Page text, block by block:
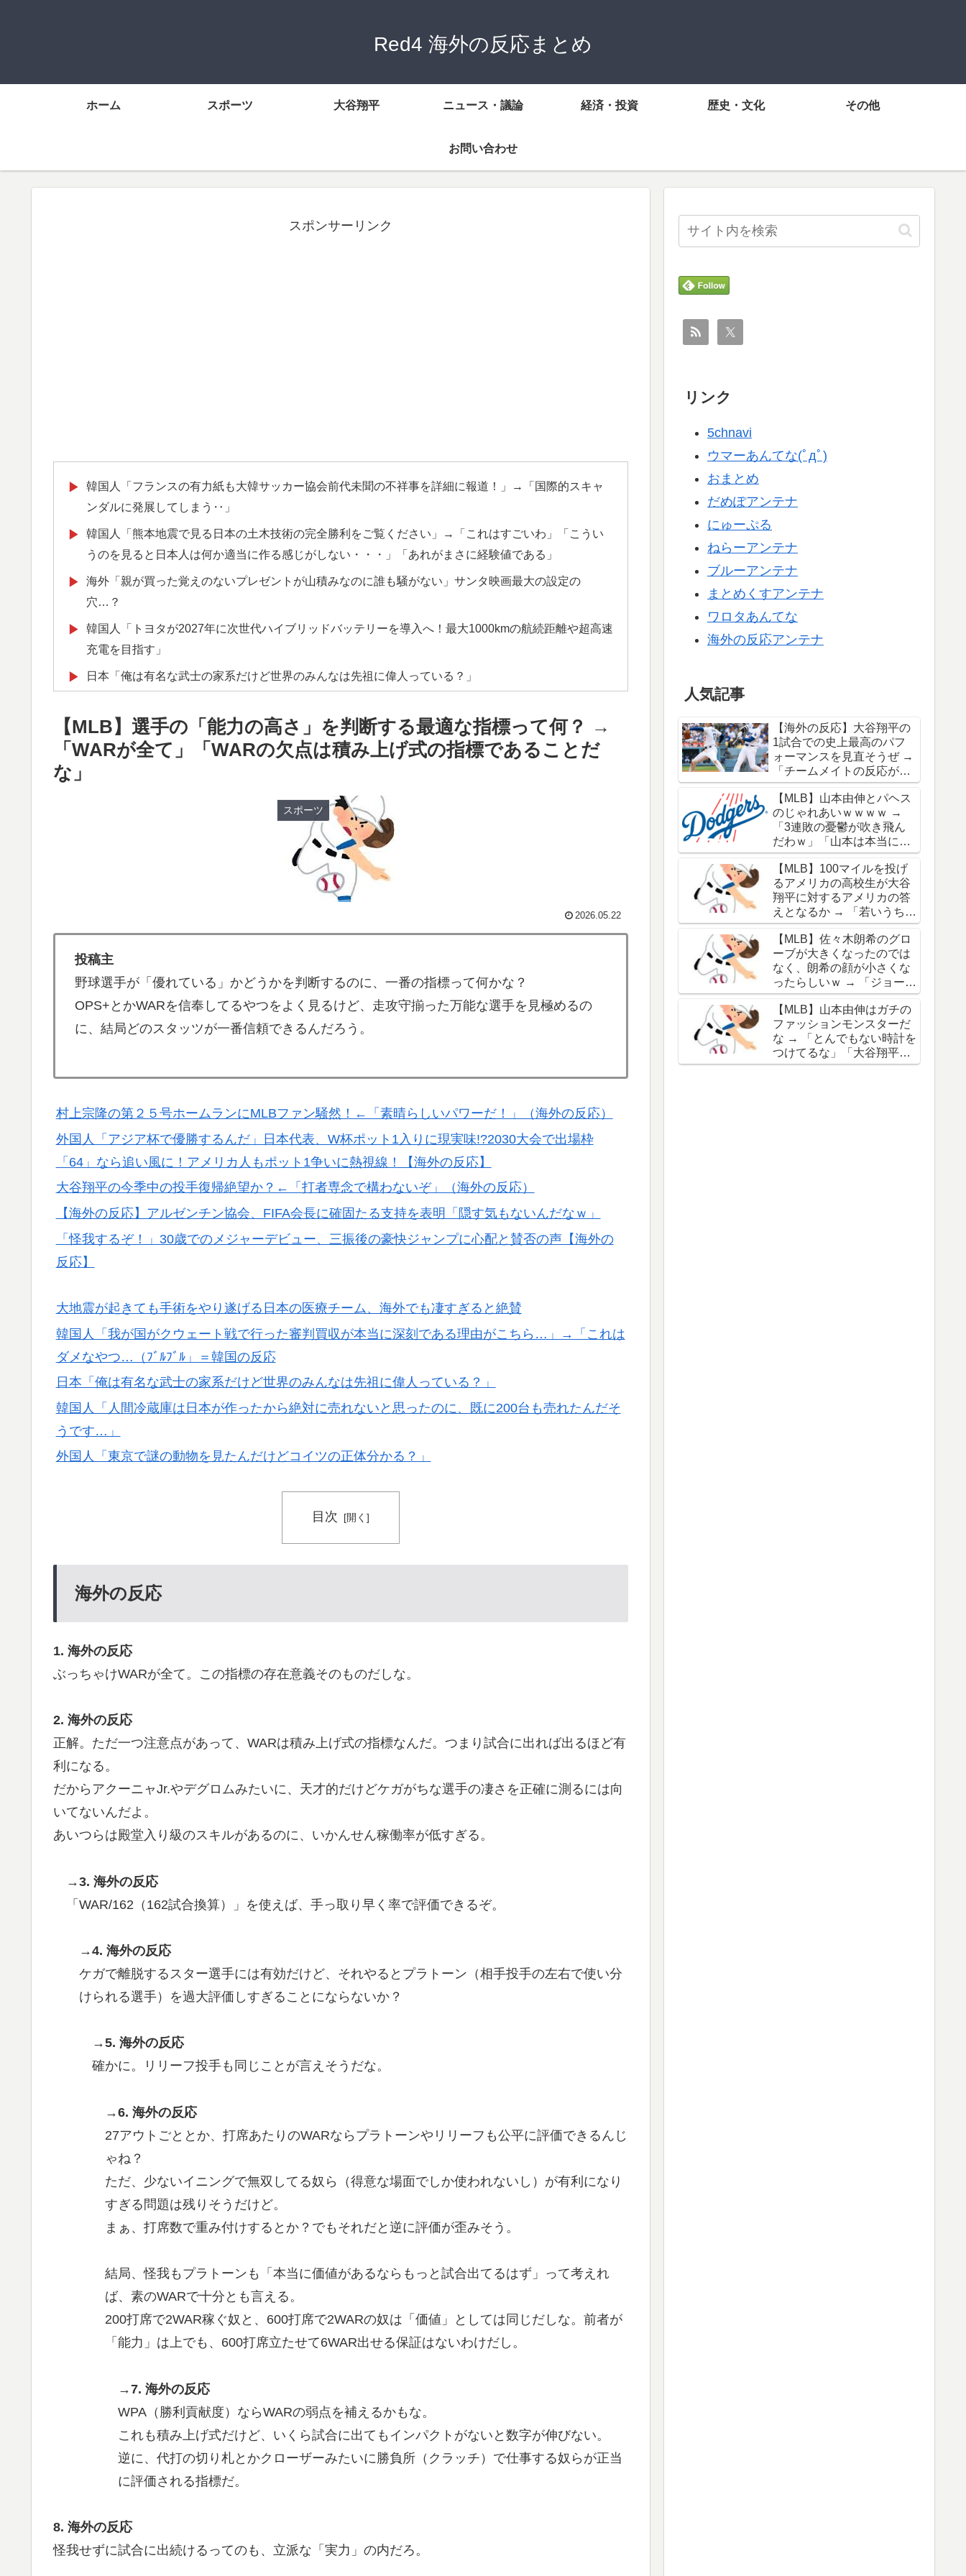
Red4 海外の反応まとめ
ホーム スポーツ 大谷翔平 ニュース・議論 経済・投資 歴史・文化 その他
お問い合わせ
スポンサーリンク
▶
韓国人「フランスの有力紙も大韓サッカー協会前代未聞の不祥事を詳細に報道！」→「国際的スキャ
ンダルに発展してしまう‥」
▶
韓国人「熊本地震で見る日本の土木技術の完全勝利をご覧ください」→「これはすごいわ」「こうい
うのを見ると日本人は何か適当に作る感じがしない・・・」「あれがまさに経験値である」
▶
海外「親が買った覚えのないプレゼントが山積みなのに誰も騒がない」サンタ映画最大の設定の
穴…？
▶
韓国人「トヨタが2027年に次世代ハイブリッドバッテリーを導入へ！最大1000kmの航続距離や超高速
充電を目指す」
▶ 日本「俺は有名な武士の家系だけど世界のみんなは先祖に偉人っている？」
▶ 韓国人「我が国がクウェート戦で行った審判買収が本当に深刻である理由がこちら…」→「これはダ
メなやつ…（ﾌﾞﾙﾌﾞﾙ」＝韓国の反応
▶
大地震が起きても手術をやり遂げる日本の医療チーム、海外でも凄すぎると絶賛
海外「さすが日本！」日本とドイツの仕事効率の差が分かる数字に海外が大騒ぎ
【MLB】化け物みたいな球を投げるクローザーを先発に転向させないのはなんで？ → 「100mとマラ
ソンの違い」「先発は2－3種類の一級品の変化球が必要だからな」
韓国人「日本メディアが大型台風13号が急カーブで韓国方面に向かって来ると予報！」→「予想外の
進路‥」
▶ 【海外の反応】アルゼンチン協会、FIFA会長に確固たる支持を表明「隠す気もないんだなｗ」
▶ 海外「海外発祥なのに、今では日本で定着してるものって何？その逆も教えて！」（海外の反応）
韓国が独自開発したと自慢する甘いトマト、実はそこら辺のトマトに砂糖水を注入していただけなの
絡む活躍で海外絶賛！【海外の反応】
▶ 軽飛行機が屋根すれすれを抜けて飛行場へ、車輪を出さないまま胴体着陸「これよりひどい着陸なら
山ほど見てきた」【海外の反応】
▶ 「1個9,983キロカロリー、成人が4〜5日かけて食べる量」店名は『心臓発作グリル』、そこで本当に
心臓発作が起きた日
▶ 海外「素晴らしい！」日本が買収したUSスチール驚異の大復活に米国人が大喜び
▶ 日本旅行キャンセルすべきか…1万年ぶり史上最大級の火山の兆し＝韓国の反応
ら追い風に！アメリカ人もポット1争いに熱視線！【海外の反応】
▶ スカトロ野郎「今日仕事が終わったらやっとうんこが食べられるぞ」←こんなやつが実在する事実
▶
も一斉に指摘‥」
【衝撃】韓国人「エボシ御前の声の人、若い頃がこれかよ」
▶ 大地震が起きても手術をやり遂げる日本の医療チーム、海外でも凄すぎると絶賛
▶ 大地震が起きても手術をやり遂げる日本の医療チーム、海外でも凄すぎると絶賛
サポの本音がこれ！【海外の反応】
▶ ぺこぱ松蔭寺「みんな右とか左とか拘りすぎ。思想関係なく応援しようよ」
▶ 海外「日本人はなんて気高いんだ！」 英高級紙も驚愕した極限の中の日本人の姿に世界が衝撃
▶ 海外「全部日本の真似だったのか…」 日本の普通のテレビ番組が最新SNSの数十年先を行っていたと
話題に
【MLB】選手の「能力の高さ」を判断する最適な指標って何？ →
「WARが全て」「WARの欠点は積み上げ式の指標であることだ
な」
スポーツ
2026.05.22
投稿主
野球選手が「優れている」かどうかを判断するのに、一番の指標って何かな？
OPS+とかWARを信奉してるやつをよく見るけど、走攻守揃った万能な選手を見極めるの
に、結局どのスタッツが一番信頼できるんだろう。
村上宗隆の第２５号ホームランにMLBファン騒然！←「素晴らしいパワーだ！」（海外の反応）
外国人「アジア杯で優勝するんだ」日本代表、W杯ポット1入りに現実味!?2030大会で出場枠
「64」なら追い風に！アメリカ人もポット1争いに熱視線！【海外の反応】
大谷翔平の今季中の投手復帰絶望か？←「打者専念で構わないぞ」（海外の反応）
【海外の反応】アルゼンチン協会、FIFA会長に確固たる支持を表明「隠す気もないんだなｗ」
「怪我するぞ！」30歳でのメジャーデビュー、三振後の豪快ジャンプに心配と賛否の声【海外の
反応】
大地震が起きても手術をやり遂げる日本の医療チーム、海外でも凄すぎると絶賛
韓国人「我が国がクウェート戦で行った審判買収が本当に深刻である理由がこちら…」→「これは
ダメなやつ…（ﾌﾞﾙﾌﾞﾙ」＝韓国の反応
日本「俺は有名な武士の家系だけど世界のみんなは先祖に偉人っている？」
韓国人「人間冷蔵庫は日本が作ったから絶対に売れないと思ったのに、既に200台も売れたんだそ
うです…」
外国人「東京で謎の動物を見たんだけどコイツの正体分かる？」
目次
海外の反応
1. 海外の反応
ぶっちゃけWARが全て。この指標の存在意義そのものだしな。
2. 海外の反応
正解。ただ一つ注意点があって、WARは積み上げ式の指標なんだ。つまり試合に出れば出るほど有
利になる。
だからアクーニャJr.やデグロムみたいに、天才的だけどケガがちな選手の凄さを正確に測るには向
いてないんだよ。
あいつらは殿堂入り級のスキルがあるのに、いかんせん稼働率が低すぎる。
→3. 海外の反応
「WAR/162（162試合換算）」を使えば、手っ取り早く率で評価できるぞ。
→4. 海外の反応
ケガで離脱するスター選手には有効だけど、それやるとプラトーン（相手投手の左右で使い分
けられる選手）を過大評価しすぎることにならないか？
→5. 海外の反応
確かに。リリーフ投手も同じことが言えそうだな。
→6. 海外の反応
27アウトごととか、打席あたりのWARならプラトーンやリリーフも公平に評価できるんじ
ゃね？
ただ、少ないイニングで無双してる奴ら（得意な場面でしか使われないし）が有利になり
すぎる問題は残りそうだけど。
まぁ、打席数で重み付けするとか？でもそれだと逆に評価が歪みそう。
結局、怪我もプラトーンも「本当に価値があるならもっと試合出てるはず」って考えれ
ば、素のWARで十分とも言える。
200打席で2WAR稼ぐ奴と、600打席で2WARの奴は「価値」としては同じだしな。前者が
「能力」は上でも、600打席立たせて6WAR出せる保証はないわけだし。
→7. 海外の反応
WPA（勝利貢献度）ならWARの弱点を補えるかもな。
これも積み上げ式だけど、いくら試合に出てもインパクトがないと数字が伸びない。
逆に、代打の切り札とかクローザーみたいに勝負所（クラッチ）で仕事する奴らが正当
に評価される指標だ。
8. 海外の反応
怪我せずに試合に出続けるってのも、立派な「実力」の内だろ。
リンク
5chnavi
ウマーあんてな(ﾟдﾟ)
おまとめ
だめぽアンテナ
にゅーぷる
ねらーアンテナ
ブルーアンテナ
まとめくすアンテナ
ワロタあんてな
海外の反応アンテナ
人気記事
【海外の反応】大谷翔平の
1試合での史上最高のパフ
ォーマンスを見直そうぜ →
「チームメイトの反応が凄
さを物語ってるな」「ワー
ルドシリーズで延長18回ま
でいった試合も凄かった」
【MLB】山本由伸とパヘス
のじゃれあいｗｗｗｗ →
「3連敗の憂鬱が吹き飛ん
だわｗ」「山本は本当にオ
シャレだな」
【MLB】100マイルを投げ
るアメリカの高校生が大谷
翔平に対するアメリカの答
えとなるか → 「若いうちか
ら神格化されても期待通り
のキャリアを築けるのはほ
んの一握りだからな」「大
谷の名前を出したのはクリ
ック数稼ぎでしかないわ」
【MLB】佐々木朗希のグロ
ーブが大きくなったのでは
なく、朗希の顔が小さくな
ったらしいｗ → 「ジョーク
が出るってことは絶好調の
証拠だな」「癖なのか精神
的なものなのか分からない
がいい方向に進んだのはい
いことだ」
【MLB】山本由伸はガチの
ファッションモンスターだ
な → 「とんでもない時計を
つけてるな」「大谷翔平と
は真逆だな」